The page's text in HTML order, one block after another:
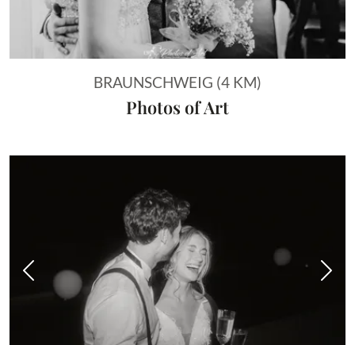
BRAUNSCHWEIG (4 KM)
Photos of Art
Vorheriges Bild